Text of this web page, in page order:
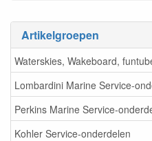
Artikelgroepen
Waterskies, Wakeboard,
Lombardini Marine Service-
Perkins Marine Service-
Kohler Service-onderdelen